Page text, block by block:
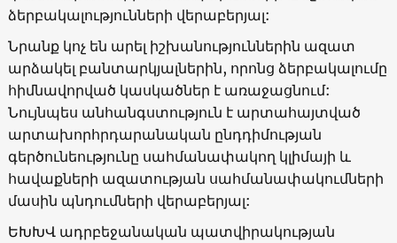
ձերբակալությունների վերաբերյալ:
Նրանք կոչ են արել իշխանություններին ազատ
արձակել բանտարկյալներին, որոնց ձերբակալումը
հիմնավորված կասկածներ է առաջացնում:
Նույնպես անհանգստություն է արտահայտված
արտախորհրդարանական ընդդիմության
գերծունեությունը սահմանափակող կլիմայի և
հավաքների ազատության սահմանափակումների
մասին պնդումների վերաբերյալ:
ԵԽԽՎ ադրբեջանական պատվիրակության